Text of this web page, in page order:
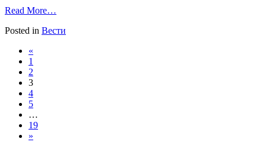
Read More…
Posted in Вести
«
1
2
3
4
5
…
19
»